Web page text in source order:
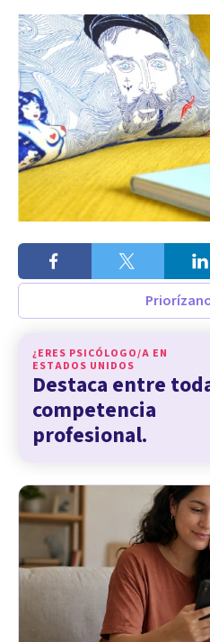
¿ERES PSICÓLOGO/A EN
ESTADOS UNIDOS
Destaca entre
competencia
profesional.